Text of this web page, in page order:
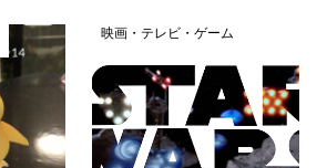
映画・テレビ・ゲーム